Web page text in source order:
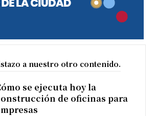
a nuestro otro contenido.
se ejecuta hoy la
de oficinas para